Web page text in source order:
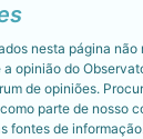
nesta página não
opinião do
de opiniões.
parte de nosso
fontes de